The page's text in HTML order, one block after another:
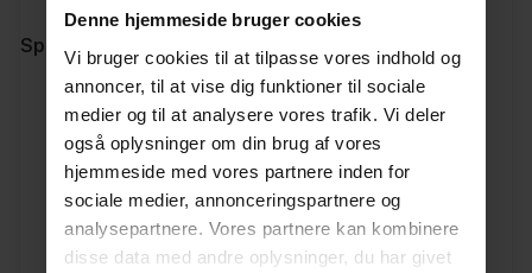
Denne hjemmeside bruger cookies
Vi bruger cookies til at tilpasse vores indhold og
annoncer, til at vise dig funktioner til sociale
medier og til at analysere vores trafik. Vi deler
også oplysninger om din brug af vores
hjemmeside med vores partnere inden for
sociale medier, annonceringspartnere og
analysepartnere. Vores partnere kan kombinere
disse data med andre oplysninger, du har givet
Specifikationer
Varenummer 10180445
Vægt 0.028
Enhed STK.